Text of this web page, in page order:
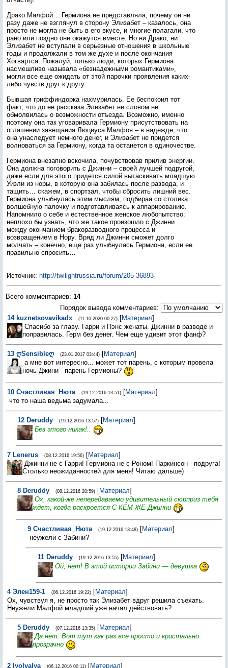
Драко Малфой… Гермиона не представляла, почему он ни
разу даже не взглянул в сторону Элизабет – казалось, она
просто не могла не быть в его вкусе, и многие полагали, что
рано или поздно они окажутся вместе. Но ни Драко, ни
Элизабет не вступали в серьезные отношения в школьные
годы и продолжали в том же духе и после окончания
Хогвартса. Пожалуй, только люди, которых Гермиона
насмешливо называла «безнадежными романтиками»,
могли все еще ожидать от этой парочки проявления каких-
либо чувств друг к другу…
Бывшая гриффиндорка нахмурилась. Ее беспокоил тот
факт, что до ее рассказа Элизабет ни словом не
обмолвилась о возможности отъезда. Возможно, именно
поэтому она так уговаривала Гермиону присутствовать на
оглашении завещания Люциуса Малфоя – в надежде, что
она унаследует немного денег, и Элизабет не придется
волноваться за Гермиону, когда та останется в одиночестве.
Гермиона внезапно вскочила, почувствовав прилив энергии.
Она должна поговорить с Джинни – своей лучшей подругой,
даже если для этого придется силой вытаскивать младшую
Уизли из норы, в которую она забилась после развода, и
тащить… скажем, в спортзал, чтобы сбросить лишний вес.
Гермиона улыбнулась этим мыслям, подбирая со столика
волшебную палочку и подготавливаясь к аппарированию.
Напомнило о себе и естественное женское любопытство:
неплохо бы узнать, что же такое произошло с Джинни
между окончанием бракоразводного процесса и
возвращением в Нору. Вряд ли Джинни сможет долго
молчать – конечно, еще раз улыбнулась Гермиона, если ее
правильно спросить…
Источник: http://twilightrussia.ru/forum/205-36893
Всего комментариев: 14
Порядок вывода комментариев:
14 kuznetsovavikadx (11.10.2020 00:27) [Материал]
Спасибо за главу. Гарри и Пэнс женаты. Джинни в разводе и
поправилась. Герм без денег. Чем еще удивит этот фанф?
13 ღSensibleღ (23.01.2017 03:44) [Материал]
а мне вот интересно... может тот парень, с которым провела
ночь Джини - парень Гермионы?
10 Счастливая_Нюта (19.12.2016 13:51) [Материал]
что то наша ведьма задумала...
12 Deruddy (19.12.2016 13:57) [Материал]
Без этого никак!..
7 Lenerus (08.12.2016 19:56) [Материал]
Джинни не с Гарри! Гермиона не с Роном! Паркинсон - подруга!
Столько неожиданностей для меня! Читаю дальше)
8 Deruddy (08.12.2016 20:59) [Материал]
Ох, какой-же непередаваемо удивительный сюрприз тебя
ждет, когда раскроется С КЕМ ЖЕ Джинни
9 Счастливая_Нюта (19.12.2016 13:48) [Материал]
неужели с Забини?
11 Deruddy (19.12.2016 13:55) [Материал]
Ой, нет! В этой истории Забини — девушка
4 Элен159-1 (06.12.2016 19:22) [Материал]
Ох, чувствуя я, не просто так Элизабет вдруг решила съехать.
Неужели Малфой младший уже начал действовать?
5 Deruddy (07.12.2016 13:35) [Материал]
Да нет. Вот тут как раз всё просто и кристально
прозрачно
2 lyolyalya (06.12.2016 00:11) [Материал]